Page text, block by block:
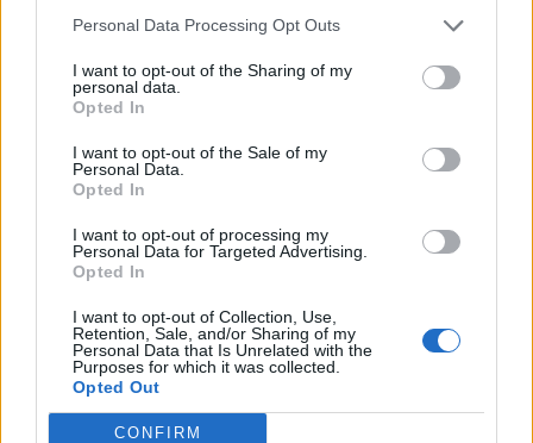
Personal Data Processing Opt Outs
I want to opt-out of the Sharing of my
personal data.
Opted In
I want to opt-out of the Sale of my
Personal Data.
Opted In
I want to opt-out of processing my
Personal Data for Targeted Advertising.
Opted In
I want to opt-out of Collection, Use,
Retention, Sale, and/or Sharing of my
Personal Data that Is Unrelated with the
Purposes for which it was collected.
Opted Out
CONFIRM
Zpravodajství
Příbram modernizuje parkovací automaty.
Přibudou i tři nové poblíž Svaté Hory
Zpravodajství
Obce nově získají body i za předcházení
vzniku odpadu